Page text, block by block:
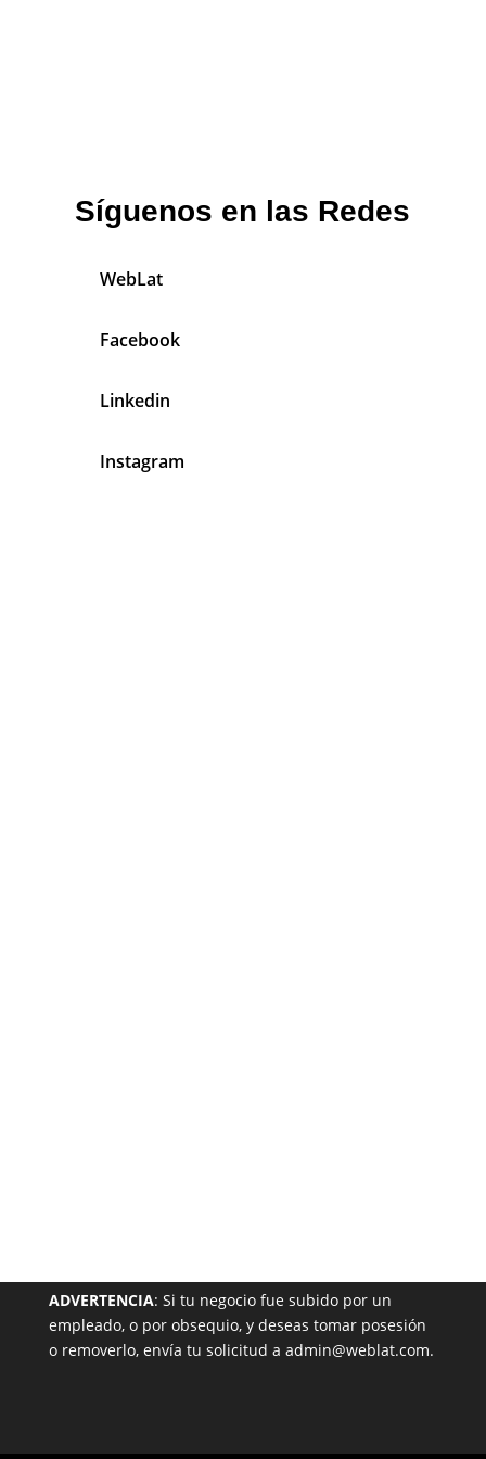
Síguenos en las Redes
WebLat
Facebook
Linkedin
Instagram
ADVERTENCIA: Si tu negocio fue subido por un
empleado, o por obsequio, y deseas tomar posesión
o removerlo, envía tu solicitud a admin@weblat.com.